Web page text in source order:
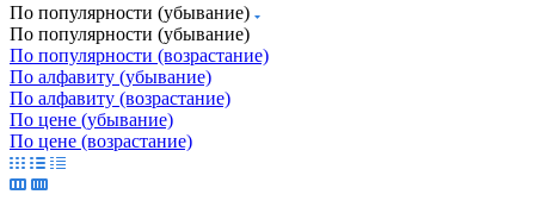
По популярности (убывание)
По популярности (убывание)
По популярности (возрастание)
По алфавиту (убывание)
По алфавиту (возрастание)
По цене (убывание)
По цене (возрастание)